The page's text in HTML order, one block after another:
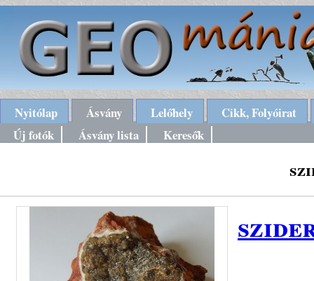
Nyitólap Ásvány Lelőhely
Cikk, Folyóirat
Új fotók
Ásvány lista Keresők